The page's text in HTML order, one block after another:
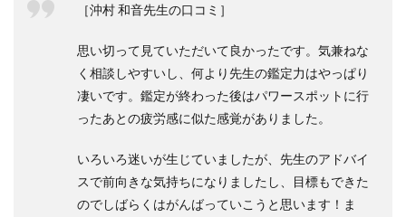
［沖村 和音先生の口コミ］
思い切って見ていただいて良かったです。気兼ねな
く相談しやすいし、何より先生の鑑定力はやっぱり
凄いです。鑑定が終わった後はパワースポットに行
ったあとの疲労感に似た感覚がありました。
いろいろ迷いが生じていましたが、先生のアドバイ
スで前向きな気持ちになりましたし、目標もできた
のでしばらくはがんばっていこうと思います！ま